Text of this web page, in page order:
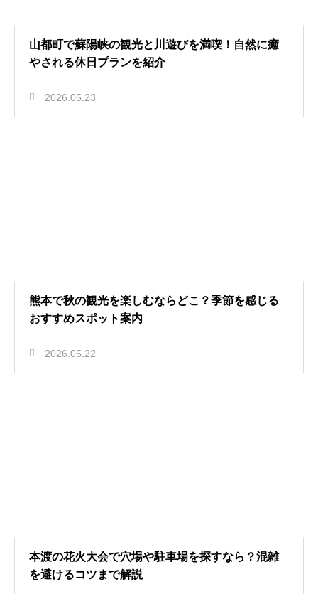
山都町で蘇陽峡の観光と川遊びを満喫！自然に癒
やされる休日プランを紹介
2026.05.23
熊本で秋の観光を楽しむならどこ？季節を感じる
おすすめスポット案内
2026.05.22
本渡の花火大会で穴場や駐車場を探すなら？混雑
を避けるコツまで解説